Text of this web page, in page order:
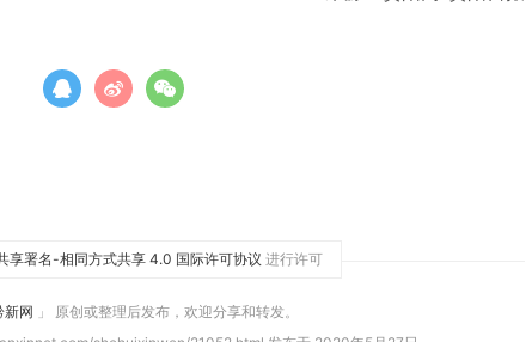
享署名-相同方式共享 4.0 国际许可协议 进行许可
新网 」 原创或整理后发布，欢迎分享和转发。